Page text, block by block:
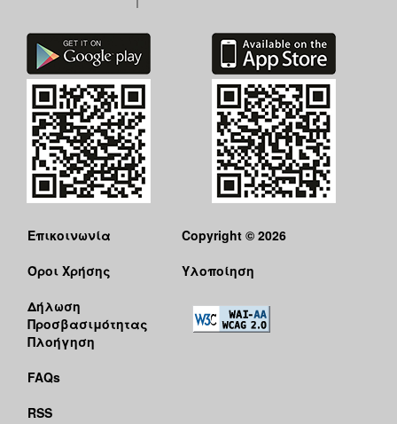
Επικοινωνία
Όροι Χρήσης
Δήλωση
Προσβασιμότητας
Πλοήγηση
FAQs
RSS
Copyright © 2026
Υλοποίηση